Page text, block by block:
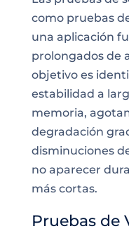
como pruebas
una aplicación
prolongados de
objetivo es
estabilidad a
memoria,
degradación
disminuciones
no aparecer
más cortas.
Pruebas de